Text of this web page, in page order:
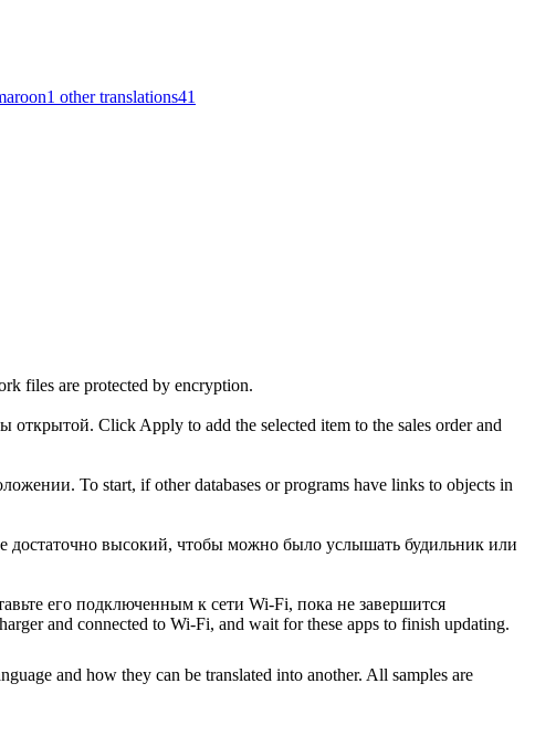
1 other translations41
files are protected by encryption.
открытой. Click Apply to add the selected item to the sales order and
To start, if other databases or programs have links to objects in
достаточно высокий, чтобы можно было услышать будильник или
его подключенным к сети Wi-Fi, пока не завершится
and connected to Wi-Fi, and wait for these apps to finish updating.
and how they can be translated into another. All samples are